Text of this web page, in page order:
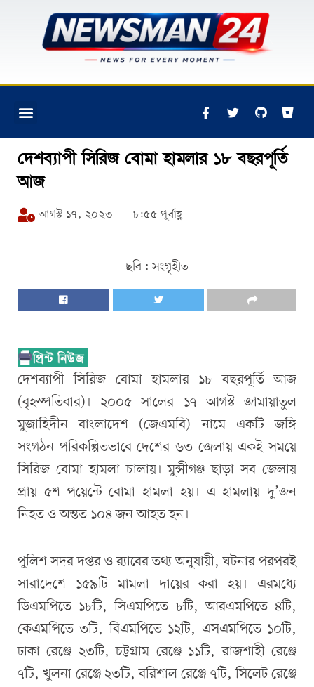
দেশব্যাপী সিরিজ বোমা হামলার ১৮ বছরপূর্তি
আজ
আগস্ট ১৭, ২০২৩ ৮:৫৫ পূর্বাহ্ণ
ছবি : সংগৃহীত
দেশব্যাপী সিরিজ বোমা হামলার ১৮ বছরপূর্তি আজ
(বৃহস্পতিবার)। ২০০৫ সালের ১৭ আগস্ট জামায়াতুল
মুজাহিদীন বাংলাদেশ (জেএমবি) নামে একটি জঙ্গি
সংগঠন পরিকল্পিতভাবে দেশের ৬৩ জেলায় একই সময়ে
সিরিজ বোমা হামলা চালায়। মুন্সীগঞ্জ ছাড়া সব জেলায়
প্রায় ৫শ পয়েন্টে বোমা হামলা হয়। এ হামলায় দু’জন
নিহত ও অন্তত ১০৪ জন আহত হন।
পুলিশ সদর দপ্তর ও র‌্যাবের তথ্য অনুযায়ী, ঘটনার পরপরই
সারাদেশে ১৫৯টি মামলা দায়ের করা হয়। এরমধ্যে
ডিএমপিতে ১৮টি, সিএমপিতে ৮টি, আরএমপিতে ৪টি,
কেএমপিতে ৩টি, বিএমপিতে ১২টি, এসএমপিতে ১০টি,
ঢাকা রেঞ্জে ২৩টি, চট্টগ্রাম রেঞ্জে ১১টি, রাজশাহী রেঞ্জে
৭টি, খুলনা রেঞ্জে ২৩টি, বরিশাল রেঞ্জে ৭টি, সিলেট রেঞ্জে